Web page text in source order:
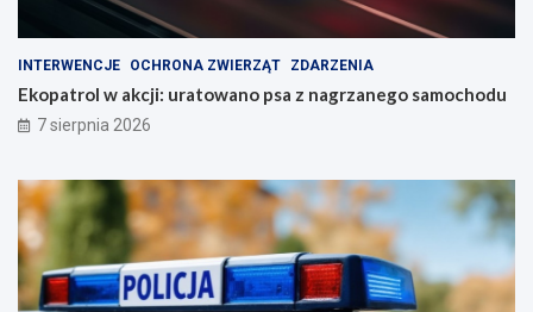
INTERWENCJE OCHRONA ZWIERZĄT ZDARZENIA
Ekopatrol w akcji: uratowano psa z nagrzanego samochodu
7 sierpnia 2026